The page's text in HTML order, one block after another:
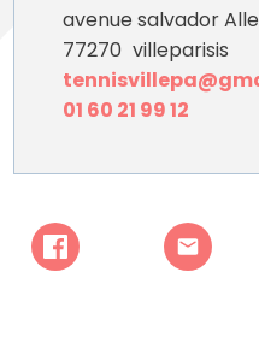
avenue salvador
77270 villeparisis
01 60 21 99 12